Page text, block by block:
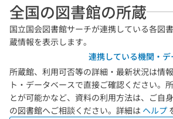
全国の図書館の所蔵
国立国会図書館サーチが連携している各図
蔵情報を表示します。
連携している機関・
所蔵館、利用可否等の詳細・最新状況は情
ト・データベースで直接ご確認ください。
とが可能かなど、資料の利用方法は、ご自
の図書館へご相談ください。詳細は ヘルプ